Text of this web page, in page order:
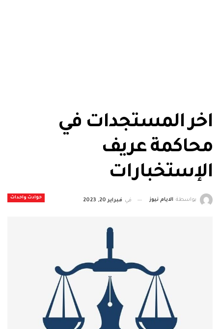
اخر المستجدات في
محاكمة عريف
الإستخبارات
حوادث واحداث بواسطة الايام نيوز في فبراير 20, 2023